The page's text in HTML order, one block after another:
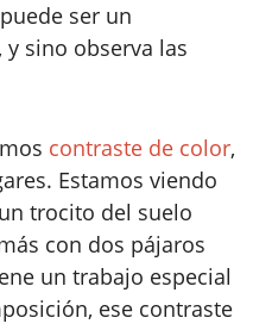
ser un
sino observa las
contraste de color,
Estamos viendo
trocito del suelo
con dos pájaros
un trabajo especial
ese contraste